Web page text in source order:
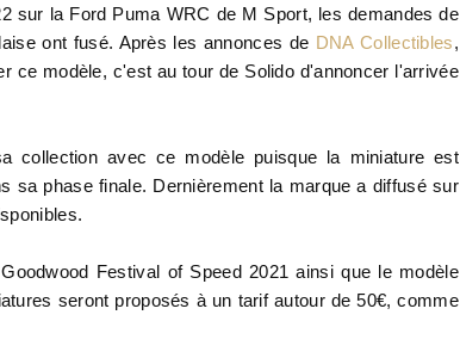
sur la Ford Puma WRC de M Sport, les demandes de
ont fusé. Après les annonces de DNA Collectibles,
ce modèle, c'est au tour de Solido d'annoncer l'arrivée
collection avec ce modèle puisque la miniature est
sa phase finale. Dernièrement la marque a diffusé sur
Goodwood Festival of Speed 2021 ainsi que le modèle
seront proposés à un tarif autour de 50€, comme